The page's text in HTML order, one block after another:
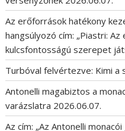
Az erőforrások hatékony
hangsúlyozó cím: „Piastri:
kulcsfontosságú szerepet
Turbóval felvértezve: Kimi
Antonelli magabiztos a
varázslatra 2026.06.07.
Az cím: „Az Antonelli